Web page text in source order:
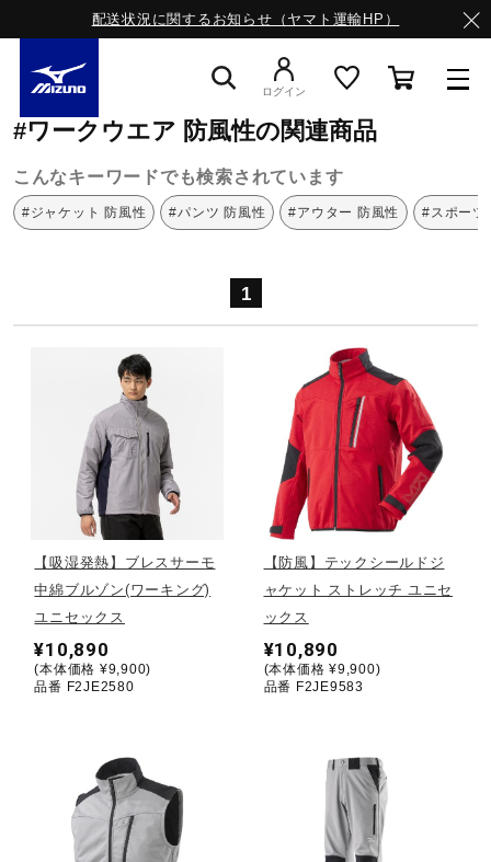
配送状況に関するお知らせ（ヤマト運輸HP）
ライフスタイルウエア
サッカー／フットサル
トレーニング
野球
バレーボール
ログイン
ミズノ公式オンライン 防風性
#ワークウエア 防風性の関連商品
こんなキーワードでも検索されています
#ジャケット 防風性 #パンツ 防風性 #アウター 防風性 #スポーツ
1
【吸湿発熱】ブレスサーモ
中綿ブルゾン(ワーキング)
ユニセックス
¥10,890
(本体価格 ¥9,900)
品番 F2JE2580
【防風】テックシールドジ
ャケット ストレッチ ユニセ
ックス
¥10,890
(本体価格 ¥9,900)
品番 F2JE9583